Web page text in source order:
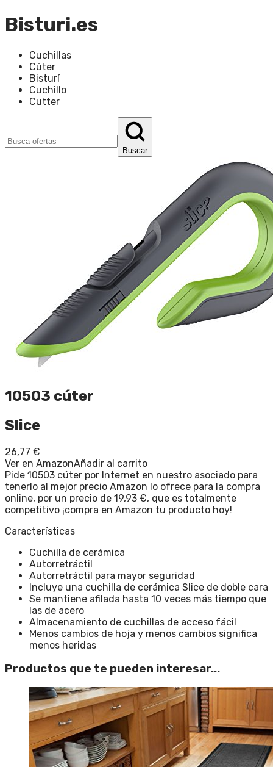
Bisturi.es
Cuchillas
Cúter
Bisturí
Cuchillo
Cutter
Buscar
10503 cúter
Slice
26,77 €
Ver en AmazonAñadir al carrito
Pide 10503 cúter por Internet en nuestro asociado para
tenerlo al mejor precio Amazon lo ofrece para la compra
online, por un precio de 19,93 €, que es totalmente
competitivo ¡compra en Amazon tu producto hoy!
Características
Cuchilla de cerámica
Autorretráctil
Autorretráctil para mayor seguridad
Incluye una cuchilla de cerámica Slice de doble cara
Se mantiene afilada hasta 10 veces más tiempo que
las de acero
Almacenamiento de cuchillas de acceso fácil
Menos cambios de hoja y menos cambios significa
menos heridas
Productos que te pueden interesar...